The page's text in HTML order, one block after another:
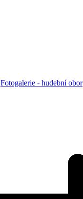
Fotogalerie - hudební obor